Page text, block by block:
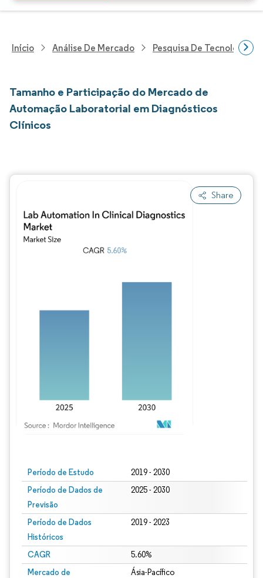
Início Análise De Mercado Pesquisa De Tecnologia,
Tamanho e Participação do Mercado de
Automação Laboratorial em Diagnósticos
Clínicos
Share
Período de Estudo 2019 - 2030
Período de Dados de
Previsão
2025 - 2030
Período de Dados
Históricos
2019 - 2023
CAGR 5.60%
Mercado de
Ásia-Pacífico